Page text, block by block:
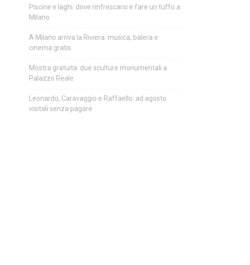
Piscine e laghi: dove rinfrescarsi e fare un tuffo a
Milano
A Milano arriva la Riviera: musica, balera e
cinema gratis
Mostra gratuita: due sculture monumentali a
Palazzo Reale
Leonardo, Caravaggio e Raffaello: ad agosto
visitali senza pagare